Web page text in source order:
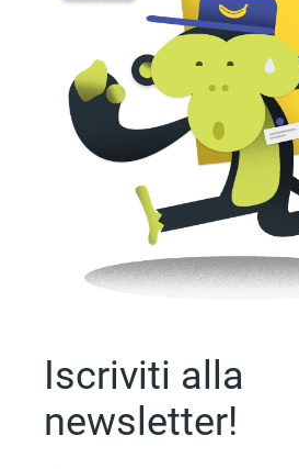
Iscriviti alla
newsletter!